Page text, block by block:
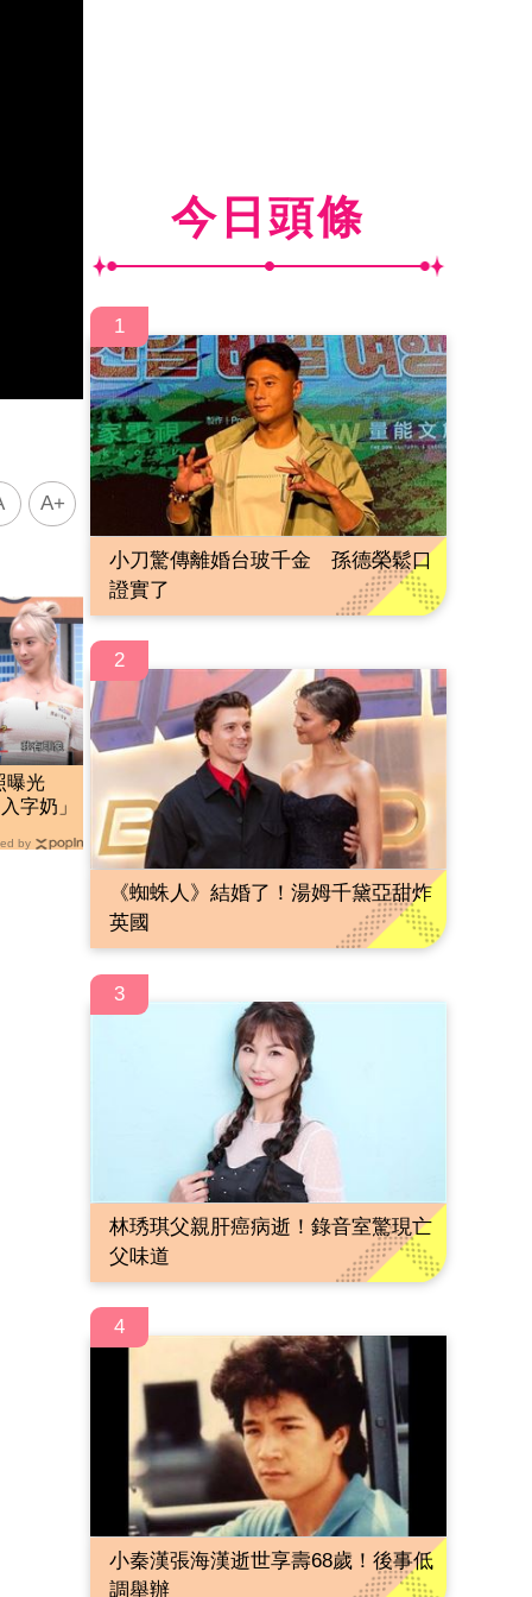
A+
曝光
字奶」
by
今日頭條
1
小刀驚傳離婚台玻千金 孫德榮鬆口
證實了
2
《蜘蛛人》結婚了！湯姆千黛亞甜炸
英國
3
林琇琪父親肝癌病逝！錄音室驚現亡
父味道
4
小秦漢張海漢逝世享壽68歲！後事低
調舉辦